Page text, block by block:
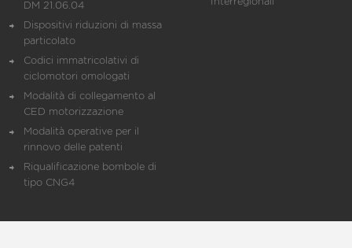
DM 21.06.04
Dispositivi riduzioni di massa
particolato
Codici immatricolativi di
ciclomotori omologati
Modalità di collegamento al
CED motorizzazione
Modalità operative per il
rinnovo delle patenti
Riqualificazione bombole di
tipo CNG4
Interregionali